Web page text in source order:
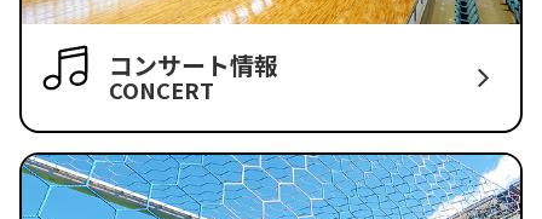
コンサート情報
CONCERT